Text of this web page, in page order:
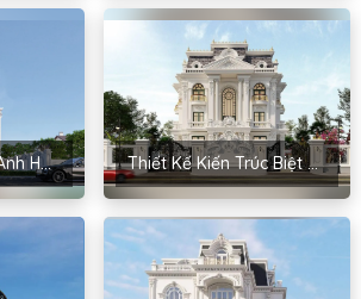
Thiết Kế Lâu Đài Anh Hải – Ân Thi, Hưng Yên Thiết Kế Kiến Trúc Biệt Thự Cho Anh Chiến – Đoan Hùng, Phú Thọ